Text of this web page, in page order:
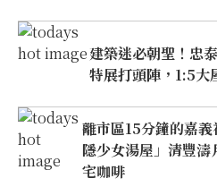
建築迷必朝聖！忠
特展打頭陣，1:5大
離市區15分鐘的嘉
隱少女湯屋」清豐
宅咖啡